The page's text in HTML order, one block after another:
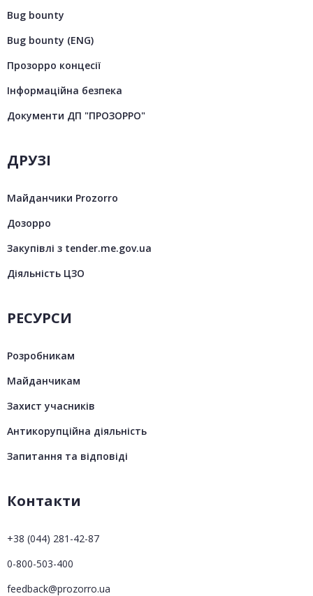
Bug bounty
Bug bounty (ENG)
Прозорро концесії
Інформаційна безпека
Документи ДП "ПРОЗОРРО"
ДРУЗІ
Майданчики Prozorro
Дозорро
Закупівлі з tender.me.gov.ua
Діяльність ЦЗО
РЕСУРСИ
Розробникам
Майданчикам
Захист учасників
Антикорупційна діяльність
Запитання та відповіді
Контакти
+38 (044) 281-42-87
0-800-503-400
feedback@prozorro.ua